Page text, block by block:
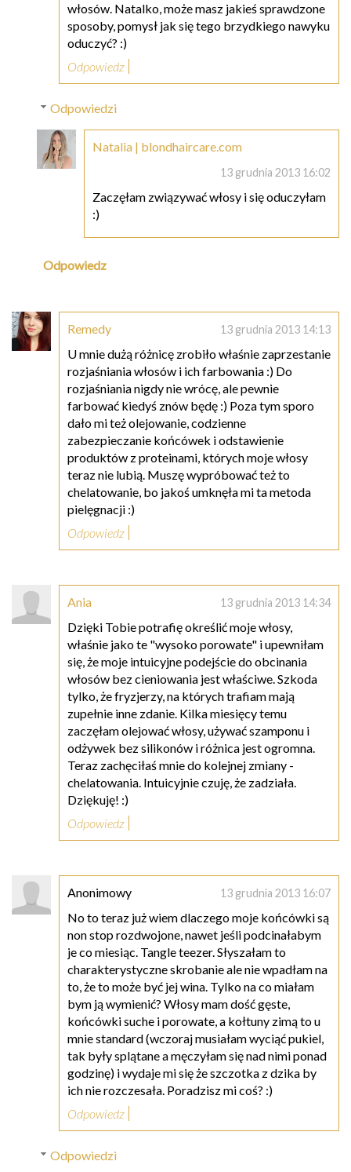
włosów. Natalko, może masz jakieś sprawdzone
sposoby, pomysł jak się tego brzydkiego nawyku
oduczyć? :)
Odpowiedz
Odpowiedzi
Natalia | blondhaircare.com
13 grudnia 2013 16:02
Zaczęłam związywać włosy i się oduczyłam
:)
Odpowiedz
Remedy 13 grudnia 2013 14:13
U mnie dużą różnicę zrobiło właśnie zaprzestanie
rozjaśniania włosów i ich farbowania :) Do
rozjaśniania nigdy nie wrócę, ale pewnie
farbować kiedyś znów będę :) Poza tym sporo
dało mi też olejowanie, codzienne
zabezpieczanie końcówek i odstawienie
produktów z proteinami, których moje włosy
teraz nie lubią. Muszę wypróbować też to
chelatowanie, bo jakoś umknęła mi ta metoda
pielęgnacji :)
Odpowiedz
Ania 13 grudnia 2013 14:34
Dzięki Tobie potrafię określić moje włosy,
właśnie jako te "wysoko porowate" i upewniłam
się, że moje intuicyjne podejście do obcinania
włosów bez cieniowania jest właściwe. Szkoda
tylko, że fryzjerzy, na których trafiam mają
zupełnie inne zdanie. Kilka miesięcy temu
zaczęłam olejować włosy, używać szamponu i
odżywek bez silikonów i różnica jest ogromna.
Teraz zachęciłaś mnie do kolejnej zmiany -
chelatowania. Intuicyjnie czuję, że zadziała.
Dziękuję! :)
Odpowiedz
Anonimowy 13 grudnia 2013 16:07
No to teraz już wiem dlaczego moje końcówki są
non stop rozdwojone, nawet jeśli podcinałabym
je co miesiąc. Tangle teezer. Słyszałam to
charakterystyczne skrobanie ale nie wpadłam na
to, że to może być jej wina. Tylko na co miałam
bym ją wymienić? Włosy mam dość gęste,
końcówki suche i porowate, a kołtuny zimą to u
mnie standard (wczoraj musiałam wyciąć pukiel,
tak były splątane a męczyłam się nad nimi ponad
godzinę) i wydaje mi się że szczotka z dzika by
ich nie rozczesała. Poradzisz mi coś? :)
Odpowiedz
Odpowiedzi